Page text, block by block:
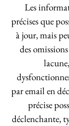
Les
précises que
à jour, mais
des
par email en
précise
déclenchante,